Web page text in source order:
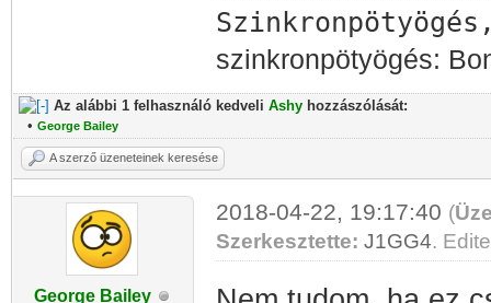
szinkronpötyögés:
Az alábbi 1 felhasználó kedveli Ashy hozzászólását:
• George Bailey
A szerző üzeneteinek keresése
George Bailey
2018-04-22, 19:17:40 (
Szerkesztette: J1GG4.